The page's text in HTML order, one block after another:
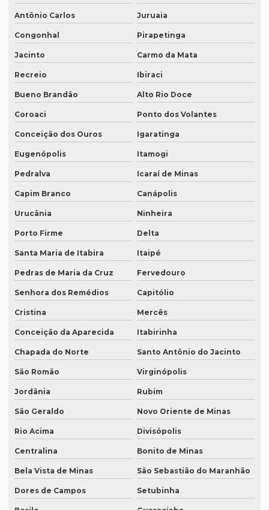
Preço interpretação simultânea
Preço lauda tradução
Preço revisão tradução
Preço tabela tradução inglês
Preço para tradução
Preço de tradução de árabe
Preço tradução francês portugues
Preço de tradução juramentada
Preço tradução juramentada alemão
Preço tradução juramentada brasil
Preço de tradução juramentada italiano
Preço de tradução e legendagem
Preço tradução por página
Preço tradução por palavra
Preço tradução português inglês
Preço tradução simultânea
Preço tradução técnica
Preço tradutor juramentado
Preço de um artigo científico
Antônio Carlos Juruaia
Congonhal Pirapetinga
Jacinto Carmo da Mata
Recreio Ibiraci
Bueno Brandão Alto Rio Doce
Coroaci Ponto dos Volantes
Conceição dos Ouros Igaratinga
Eugenópolis Itamogi
Pedralva Icaraí de Minas
Capim Branco Canápolis
Urucânia Ninheira
Porto Firme Delta
Santa Maria de Itabira Itaipé
Pedras de Maria da Cruz Fervedouro
Senhora dos Remédios Capitólio
Cristina Mercês
Conceição da Aparecida Itabirinha
Chapada do Norte Santo Antônio do Jacinto
São Romão Virginópolis
Jordânia Rubim
São Geraldo Novo Oriente de Minas
Rio Acima Divisópolis
Centralina Bonito de Minas
Bela Vista de Minas São Sebastião do Maranhão
Dores de Campos Setubinha